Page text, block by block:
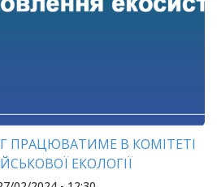
ПРАЦЮВАТИМЕ В КОМІТЕТІ
ЕКОЛОГІЇ